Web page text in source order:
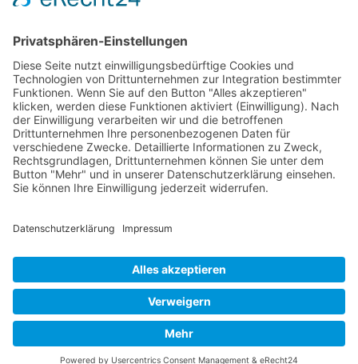
Kontakt
Flussgebietsgemeinschaft Elbe
info@fgg-elbe.de
Weitere Informationen
Barrierefreiheit